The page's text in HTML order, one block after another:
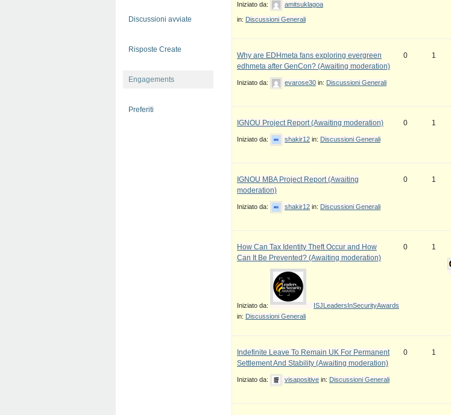
Discussioni avviate
Risposte Create
Engagements
Preferiti
Iniziato da: amitsuklagoa
in: Discussioni Generali
Why are EDHmeta fans exploring evergreen
edhmeta after GenCon? (Awaiting moderation)
Iniziato da: evarose30 in: Discussioni Generali
0 1
IGNOU Project Report (Awaiting moderation)
Iniziato da: shakir12 in: Discussioni Generali
0 1
IGNOU MBA Project Report (Awaiting
moderation)
Iniziato da: shakir12 in: Discussioni Generali
0 1
How Can Tax Identity Theft Occur and How
Can It Be Prevented? (Awaiting moderation)
Iniziato da:
ISJLeadersInSecurityAwards
in: Discussioni Generali
0 1
Indefinite Leave To Remain UK For Permanent
Settlement And Stability (Awaiting moderation)
Iniziato da: visapositive in: Discussioni Generali
0 1